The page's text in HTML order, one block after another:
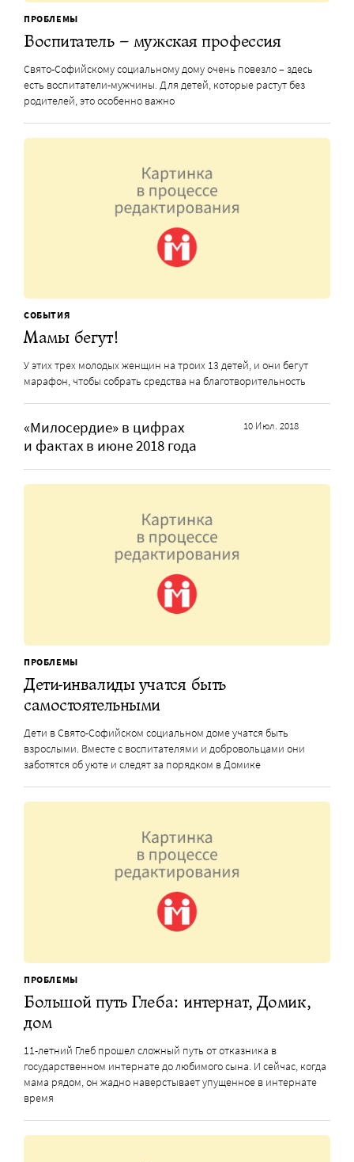
ПРОБЛЕМЫ
Воспитатель – мужская профессия
Свято-Софийскому социальному дому очень повезло – здесь
есть воспитатели-мужчины. Для детей, которые растут без
родителей, это особенно важно
СОБЫТИЯ
Мамы бегут!
У этих трех молодых женщин на троих 13 детей, и они бегут
марафон, чтобы собрать средства на благотворительность
«Милосердие» в цифрах
и фактах в июне 2018 года
10 Июл. 2018
ПРОБЛЕМЫ
Дети-инвалиды учатся быть
самостоятельными
Дети в Свято-Софийском социальном доме учатся быть
взрослыми. Вместе с воспитателями и добровольцами они
заботятся об уюте и следят за порядком в Домике
ПРОБЛЕМЫ
Большой путь Глеба: интернат, Домик,
дом
11-летний Глеб прошел сложный путь от отказника в
государственном интернате до любимого сына. И сейчас, когда
мама рядом, он жадно наверстывает упущенное в интернате
время